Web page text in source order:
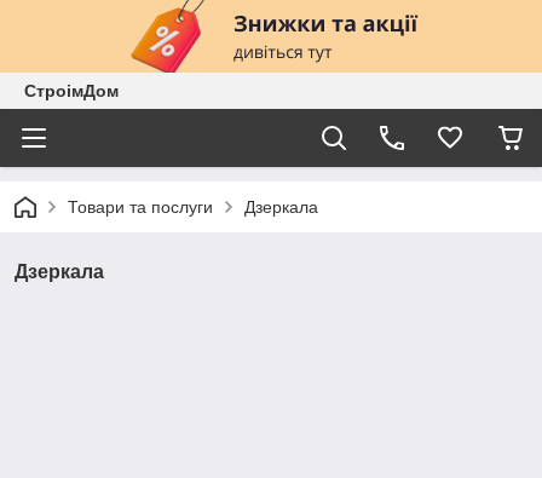
СтроімДом
Товари та послуги Дзеркала
Дзеркала